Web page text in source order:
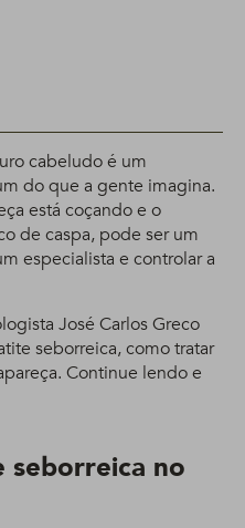
cabeludo é um
do que a gente imagina.
está coçando e o
de caspa, pode ser um
especialista e controlar a
José Carlos Greco
seborreica, como tratar
Continue lendo e
no